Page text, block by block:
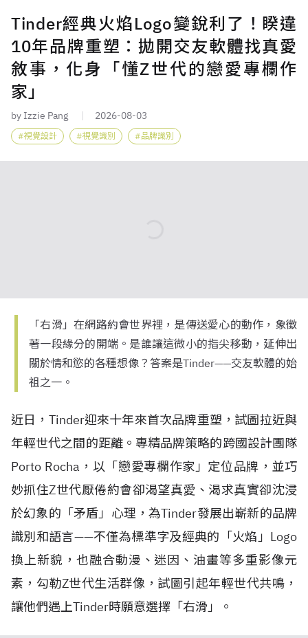
Tinder經典火焰Logo變銳利了！睽違
10年品牌重塑：拋開交友軟體找真愛
敘事，化身「懂Z世代的戀愛專欄作
家」
by Izzie Pang 2026-08-03
視覺設計 視覺識別 品牌識別
「右滑」在網路約會世界裡，是傳送愛心的動作，象徵
著一段緣分的開端。是誰讓這微小的指尖移動，延伸出
關於情和慾的各種想像？答案是Tinder——交友軟體的始
祖之一。
近日，Tinder迎來十年來首次品牌重塑，試圖拉近與
年輕世代之間的距離。專精品牌策略的跨國設計團隊
Porto Rocha，以「戀愛專欄作家」定位品牌，並巧
妙抓住Z世代厭倦約會卻渴望真愛、渴求真實卻沈浸
於幻象的「矛盾」心理，為Tinder發展出嶄新的品牌
識別和語言——不僅為標準字及經典的「火焰」Logo
換上新貌，也融合動漫、迷因、油畫等多重影像元
素，勾勒Z世代生活群像，試圖引起年輕世代共鳴，
讓他們遇上Tinder時願意選擇「右滑」。